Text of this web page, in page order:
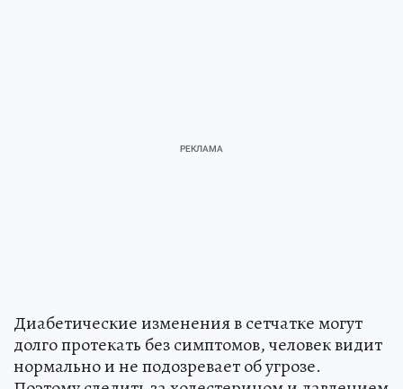
Диабетические изменения в сетчатке могут
долго протекать без симптомов, человек видит
нормально и не подозревает об угрозе.